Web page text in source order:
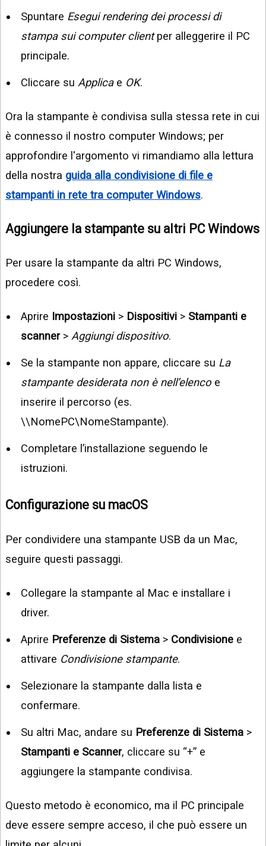
Spuntare Esegui rendering dei processi di
stampa sui computer clientper alleggerire il PC
principale.
Cliccare su Applicae OK.
Ora la stampante è condivisa sulla stessa rete in cui
è connesso il nostro computer Windows; per
approfondire l'argomento vi rimandiamo alla lettura
della nostra guida alla condivisione di file e
stampanti in rete tra computer Windows.
Aggiungere la stampante su altri PC Windows
Per usare la stampante da altri PC Windows,
procedere così.
Aprire Impostazioni > Dispositivi > Stampanti e
scanner> Aggiungi dispositivo.
Se la stampante non appare, cliccare su La
stampante desiderata non è nell’elencoe
inserire il percorso (es.
\\NomePC\NomeStampante).
Completare l’installazione seguendo le
istruzioni.
Configurazione su macOS
Per condividere una stampante USB da un Mac,
seguire questi passaggi.
Collegare la stampante al Mac e installare i
driver.
Aprire Preferenze di Sistema > Condivisione e
attivare Condivisione stampante.
Selezionare la stampante dalla lista e
confermare.
Su altri Mac, andare su Preferenze di Sistema >
Stampanti e Scanner, cliccare su “+” e
aggiungere la stampante condivisa.
Questo metodo è economico, ma il PC principale
deve essere sempre acceso, il che può essere un